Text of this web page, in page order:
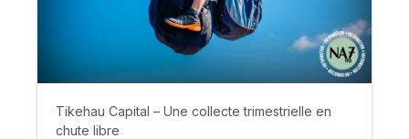
Tikehau Capital – Une collecte trimestrielle en
chute libre